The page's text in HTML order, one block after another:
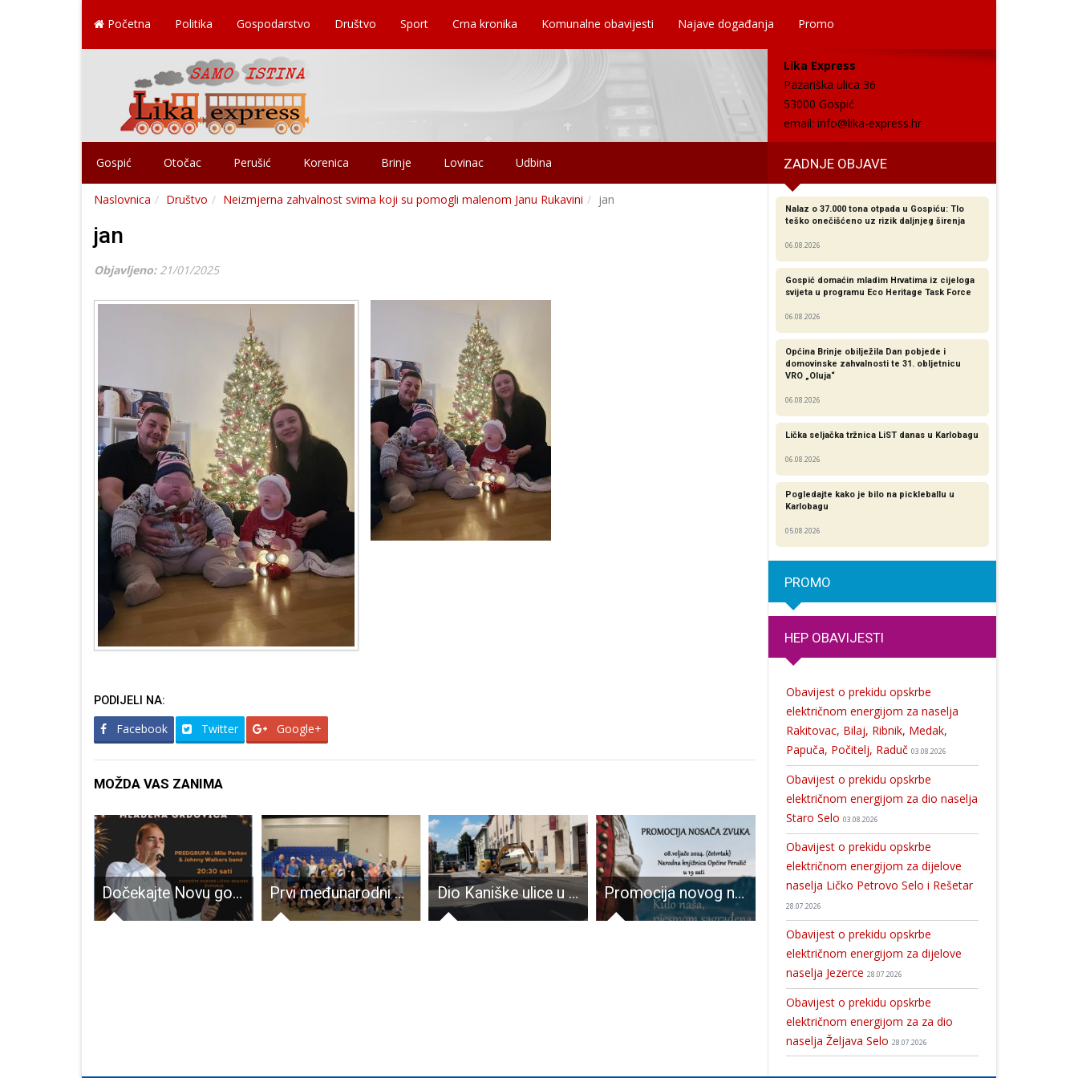
Početna Politika Gospodarstvo Društvo Sport Crna kronika Komunalne obavijesti Najave događanja Promo
Lika Express
Pazariška ulica 36
53000 Gospić
email: info@lika-express.hr
Gospić Otočac Perušić Korenica Brinje Lovinac Udbina ZADNJE OBJAVE
Naslovnica Društvo Neizmjerna zahvalnost svima koji su pomogli malenom Janu Rukavini jan
jan
Objavljeno: 21/01/2025
PODIJELI NA:
Facebook Twitter Google+
MOŽDA VAS ZANIMA
Dočekajte Novu godinu u Gospiću uz Mladena Grdovića!!! Prvi međunarodni Pickleball Tesla festival ispunio je sva očekivanja! Dio Kaniške ulice u Gospiću 1.kolovoza bit će bez pitke vode Promocija novog nosača zvuk HKUD-a Široka Kula u Perušiću Poziv sportskim klubovima iz cijele Ličko-senjske županije
Nalaz o 37.000 tona otpada u Gospiću: Tlo
teško onečišćeno uz rizik daljnjeg širenja
06.08.2026
Gospić domaćin mladim Hrvatima iz cijeloga
svijeta u programu Eco Heritage Task Force
06.08.2026
Općina Brinje obilježila Dan pobjede i
domovinske zahvalnosti te 31. obljetnicu
VRO „Oluja“
06.08.2026
Lička seljačka tržnica LiST danas u Karlobagu
06.08.2026
Pogledajte kako je bilo na pickleballu u
Karlobagu
05.08.2026
PROMO
HEP OBAVIJESTI
Obavijest o prekidu opskrbe
električnom energijom za naselja
Rakitovac, Bilaj, Ribnik, Medak,
Papuča, Počitelj, Raduč 03.08.2026
Obavijest o prekidu opskrbe
električnom energijom za dio naselja
Staro Selo 03.08.2026
Obavijest o prekidu opskrbe
električnom energijom za dijelove
naselja Ličko Petrovo Selo i Rešetar
28.07.2026
Obavijest o prekidu opskrbe
električnom energijom za dijelove
naselja Jezerce 28.07.2026
Obavijest o prekidu opskrbe
električnom energijom za za dio
naselja Željava Selo 28.07.2026